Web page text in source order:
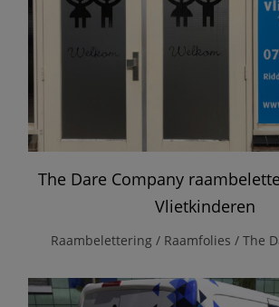
The Dare Company
Vlietkinderen
Raambelettering / Raamfolies / The